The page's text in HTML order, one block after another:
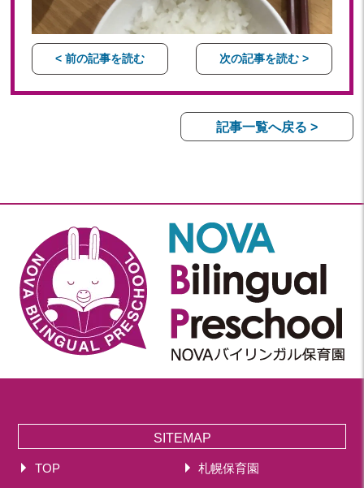
< 前の記事を読む 次の記事を読む >
記事一覧へ戻る >
SITEMAP
TOP
札幌保育園